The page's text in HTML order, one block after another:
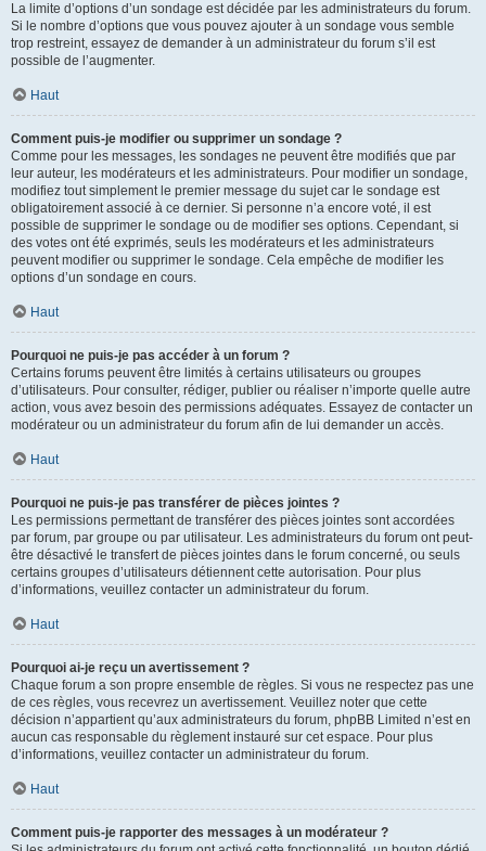
La limite d’options d’un sondage est décidée par les administrateurs du forum.
Si le nombre d’options que vous pouvez ajouter à un sondage vous semble
trop restreint, essayez de demander à un administrateur du forum s’il est
possible de l’augmenter.
Haut
Comment puis-je modifier ou supprimer un sondage ?
Comme pour les messages, les sondages ne peuvent être modifiés que par
leur auteur, les modérateurs et les administrateurs. Pour modifier un sondage,
modifiez tout simplement le premier message du sujet car le sondage est
obligatoirement associé à ce dernier. Si personne n’a encore voté, il est
possible de supprimer le sondage ou de modifier ses options. Cependant, si
des votes ont été exprimés, seuls les modérateurs et les administrateurs
peuvent modifier ou supprimer le sondage. Cela empêche de modifier les
options d’un sondage en cours.
Haut
Pourquoi ne puis-je pas accéder à un forum ?
Certains forums peuvent être limités à certains utilisateurs ou groupes
d’utilisateurs. Pour consulter, rédiger, publier ou réaliser n’importe quelle autre
action, vous avez besoin des permissions adéquates. Essayez de contacter un
modérateur ou un administrateur du forum afin de lui demander un accès.
Haut
Pourquoi ne puis-je pas transférer de pièces jointes ?
Les permissions permettant de transférer des pièces jointes sont accordées
par forum, par groupe ou par utilisateur. Les administrateurs du forum ont peut-
être désactivé le transfert de pièces jointes dans le forum concerné, ou seuls
certains groupes d’utilisateurs détiennent cette autorisation. Pour plus
d’informations, veuillez contacter un administrateur du forum.
Haut
Pourquoi ai-je reçu un avertissement ?
Chaque forum a son propre ensemble de règles. Si vous ne respectez pas une
de ces règles, vous recevrez un avertissement. Veuillez noter que cette
décision n’appartient qu’aux administrateurs du forum, phpBB Limited n’est en
aucun cas responsable du règlement instauré sur cet espace. Pour plus
d’informations, veuillez contacter un administrateur du forum.
Haut
Comment puis-je rapporter des messages à un modérateur ?